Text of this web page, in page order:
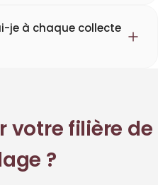
je à chaque collecte
votre filière de
?